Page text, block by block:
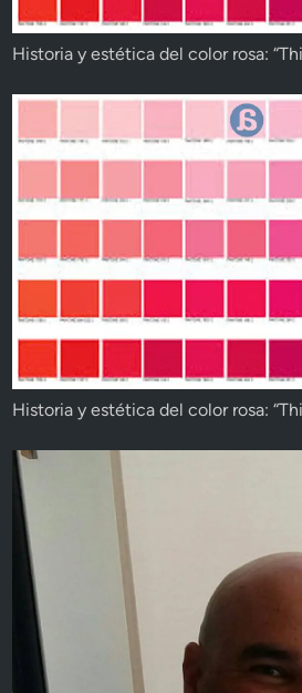
Historia y estética del color rosa:
Historia y estética del color rosa: